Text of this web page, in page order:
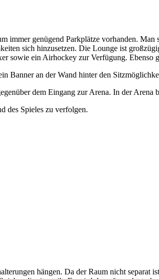
immer genügend Parkplätze vorhanden.
sich hinzusetzen. Die Lounge ist
sowie ein Airhockey zur Verfügung. Ebenso
Banner an der Wand hinter den
dem Eingang zur Arena. In der Arena
des Spieles zu verfolgen.
hängen. Da der Raum nicht